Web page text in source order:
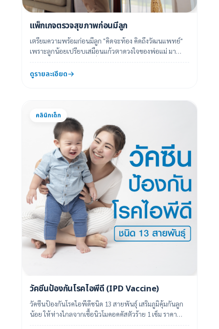
แพ็กเกจตรวจสุขภาพก่อนมีลูก
เตรียมความพร้อมก่อนมีลูก "คิดจะท้อง คิดถึงวัฒนแพทย์"
เพราะลูกน้อยเปรียบเสมือนแก้วตาดวงใจของพ่อแม่ มา
ดูรายละเอียด
คลินิกเด็ก
วัคซีนป้องกันโรคไอพีดี (IPD Vaccine)
วัคซีนป้องกันโรคไอพีดีชนิด 13 สายพันธุ์ เสริมภูมิคุ้มกันลูก
น้อย ให้ห่างไกลจากเชื้อนิวโมคอคคัสตัวร้าย 1 เข็ม ราคา